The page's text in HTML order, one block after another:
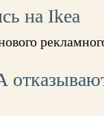
на Ikea